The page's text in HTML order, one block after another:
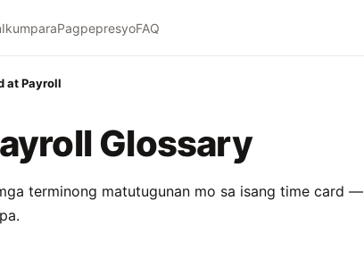
IkumparaPagpepresyoFAQ
at Payroll
Glossary
terminong matutugunan mo sa isang time card